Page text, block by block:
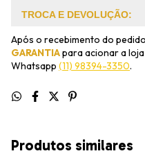
TROCA E DEVOLUÇÃO:
Após o recebimento do
GARANTIApara acionar a
Whatsapp (11) 98394-3350.
Produtos similares